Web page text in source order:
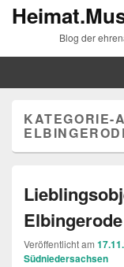
Blog der
KATEGORIE-
Elbingerode
Veröffentlicht am
Südniedersachsen